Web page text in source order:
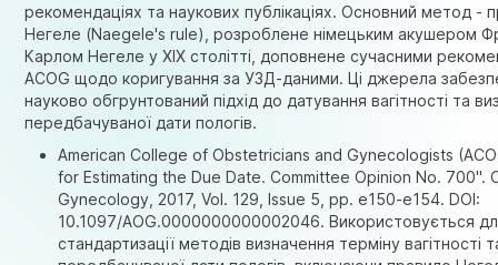
рекомендаціях та наукових публікаціях. Основний метод -
Негеле (Naegele's rule), розроблене німецьким акушером
Карлом Негеле у XIX столітті, доповнене сучасними
ACOG щодо коригування за УЗД-даними. Ці джерела
науково обгрунтований підхід до датування вагітності та
передбачуваної дати пологів.
American College of Obstetricians and Gynecologists
for Estimating the Due Date. Committee Opinion No. 700".
Gynecology, 2017, Vol. 129, Issue 5, pp. e150-e154. DOI:
10.1097/AOG.0000000000002046. Використовується
стандартизації методів визначення терміну вагітності